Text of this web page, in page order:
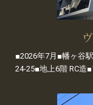
■2026年7月■幡ヶ谷
24-25■地上6階 RC造